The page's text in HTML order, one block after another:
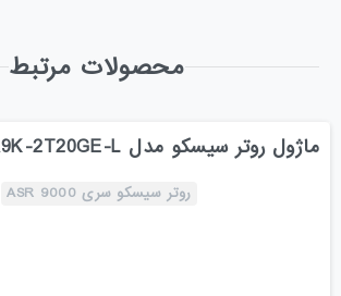
محصولات مرتبط
ماژول روتر سیسکو مدل A9K-2T20GE-L
روتر سیسکو سری ASR 9000